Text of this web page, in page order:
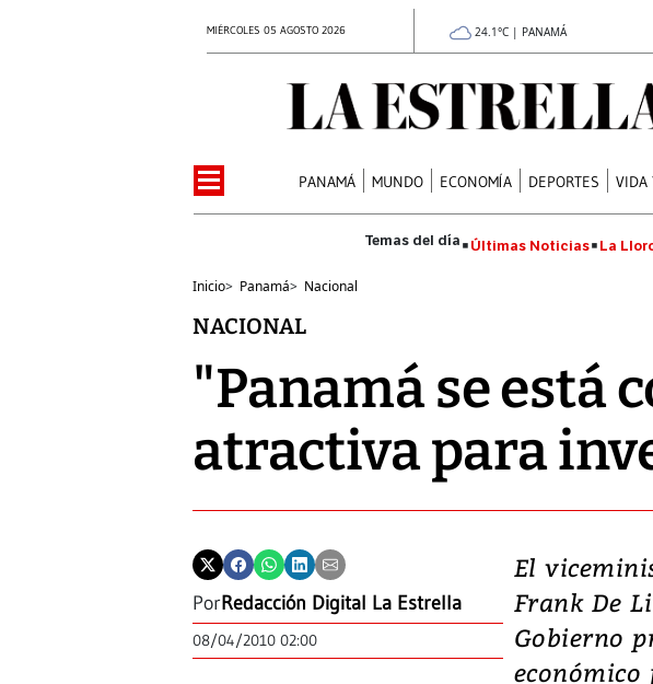
MIÉRCOLES 05 AGOSTO 2026 24.1°C | PANAMÁ
PANAMÁ MUNDO ECONOMÍA DEPORTES VIDA
Últimas Noticias La
Inicio> Panamá> Nacional
NACIONAL
"Panamá se está
atractiva para
PorRedacción Digital La Estrella
08/04/2010 02:00
El
Frank De
Gobierno
económico